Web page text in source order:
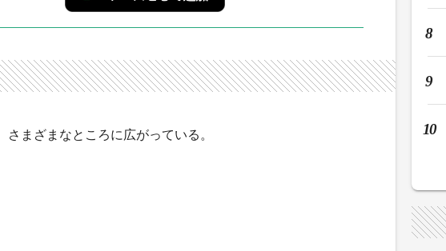
まざまなところに広がっている。